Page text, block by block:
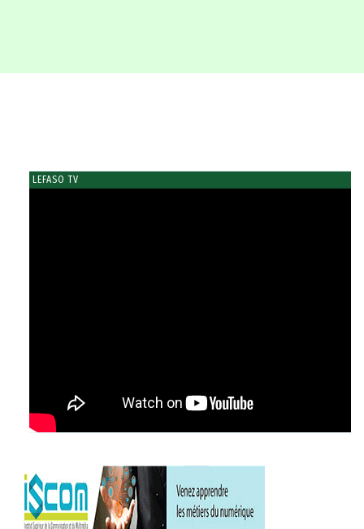
LEFASO TV